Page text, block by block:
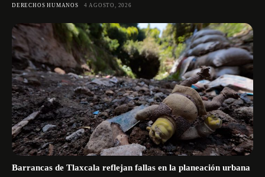
DERECHOS HUMANOS 4 AGOSTO, 2026
Barrancas de Tlaxcala reflejan fallas en la planeación urbana